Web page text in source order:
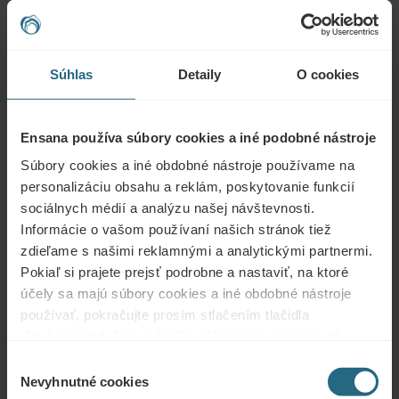
Súhlas Detaily O cookies
Ensana používa súbory cookies a iné podobné nástroje
Súbory cookies a iné obdobné nástroje používame na
personalizáciu obsahu a reklám, poskytovanie funkcií
sociálnych médií a analýzu našej návštevnosti.
Informácie o vašom používaní našich stránok tiež
zdieľame s našimi reklamnými a analytickými partnermi.
Pokiaľ si prajete prejsť podrobne a nastaviť, na ktoré
účely sa majú súbory cookies a iné obdobné nástroje
používať, pokračujte prosím stlačením tlačidla
súhlasu
Nevyhnutné cookies
Viac noviniek Zobraziť všetko
Kúpele po operácii zápästia: Kedy